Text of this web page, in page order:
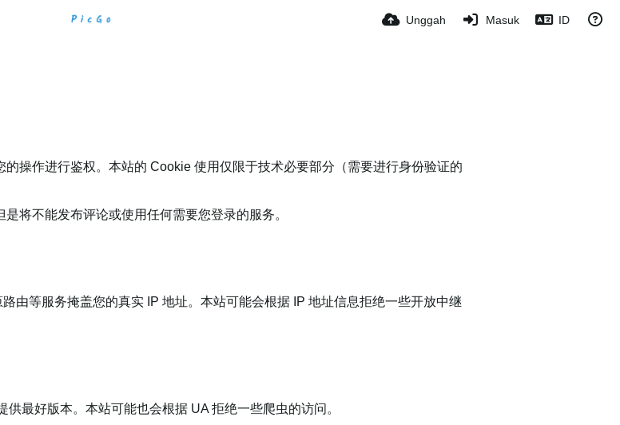
Unggah Masuk ID
操作进行鉴权。本站的 Cookie 使用仅限于技术必要部分（需要进行身份验证的
将不能发布评论或使用任何需要您登录的服务。
由等服务掩盖您的真实 IP 地址。本站可能会根据 IP 地址信息拒绝一些开放中继
最好版本。本站可能也会根据 UA 拒绝一些爬虫的访问。